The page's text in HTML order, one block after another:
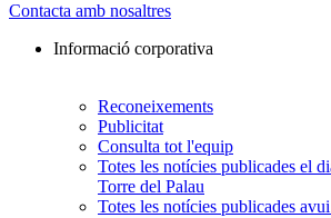
Contacta amb nosaltres
Informació corporativa
Reconeixements
Publicitat
Consulta tot l'equip
Totes les notícies publicades el
Torre del Palau
Totes les notícies publicades